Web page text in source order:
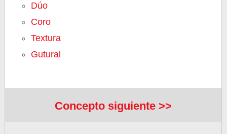
Dúo
Coro
Textura
Gutural
Concepto siguiente >>